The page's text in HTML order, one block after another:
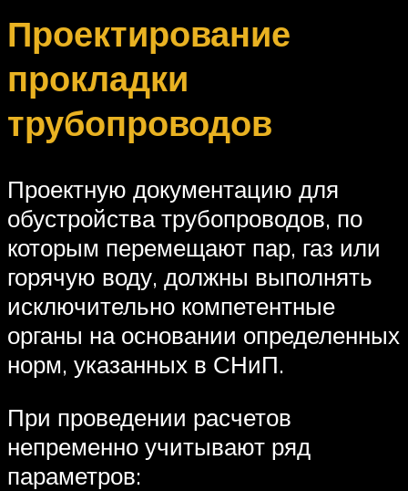
Проектирование
прокладки
трубопроводов
Проектную документацию для
обустройства трубопроводов, по
которым перемещают пар, газ или
горячую воду, должны выполнять
исключительно компетентные
органы на основании определенных
норм, указанных в СНиП.
При проведении расчетов
непременно учитывают ряд
параметров: